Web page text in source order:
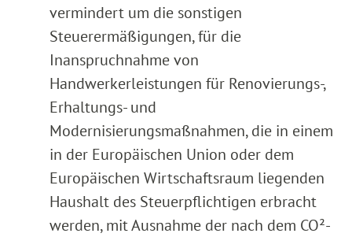
vermindert um die sonstigen
Steuerermäßigungen, für die
Inanspruchnahme von
Handwerkerleistungen für Renovierungs-,
Erhaltungs- und
Modernisierungsmaßnahmen, die in einem
in der Europäischen Union oder dem
Europäischen Wirtschaftsraum liegenden
Haushalt des Steuerpflichtigen erbracht
werden, mit Ausnahme der nach dem CO²-